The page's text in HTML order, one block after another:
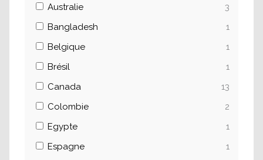
Australie
3
Bangladesh
1
Belgique
1
Brésil
1
Canada
13
Colombie
2
Egypte
1
Espagne
1